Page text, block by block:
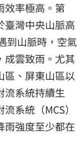
效率極高。第
臺灣中央山脈高
到山脈時，空氣
成雲致雨。尤其
區、屏東山區以
流系統持續生
系統（MCS）
雨強度至少都在